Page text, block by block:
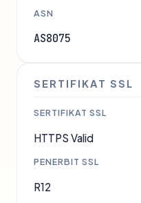
ASN
AS8075
SERTIFIKAT SSL
SERTIFIKAT SSL
HTTPS Valid
PENERBIT SSL
R12